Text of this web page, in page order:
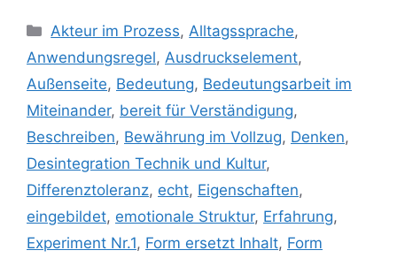
Kategorien
Akteur im Prozess, Alltagssprache,
Anwendungsregel, Ausdruckselement,
Außenseite, Bedeutung, Bedeutungsarbeit im
Miteinander, bereit für Verständigung,
Beschreiben, Bewährung im Vollzug, Denken,
Desintegration Technik und Kultur,
Differenztoleranz, echt, Eigenschaften,
eingebildet, emotionale Struktur, Erfahrung,
Experiment Nr.1, Form ersetzt Inhalt, Form